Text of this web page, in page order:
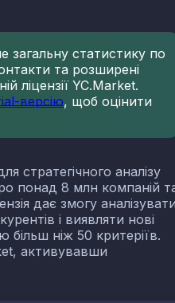
загальну статистику по
та розширені
ліцензії YC.Market.
версію, щоб оцінити
стратегічного аналізу
понад 8 млн компаній
дає змогу
і виявляти нові
ніж 50 критеріїв.
активувавши